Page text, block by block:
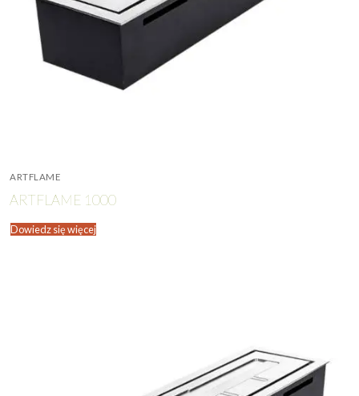
ARTFLAME
ARTFLAME 1000
Dowiedz się więcej